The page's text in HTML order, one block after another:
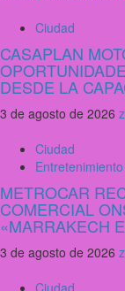
Ciudad
CASAPLAN
DESDE LA
3 de agosto de 2026
Ciudad
Entretenimiento
METROCAR
COMERCIAL
«MARRAKECH
3 de agosto de 2026
Ciudad